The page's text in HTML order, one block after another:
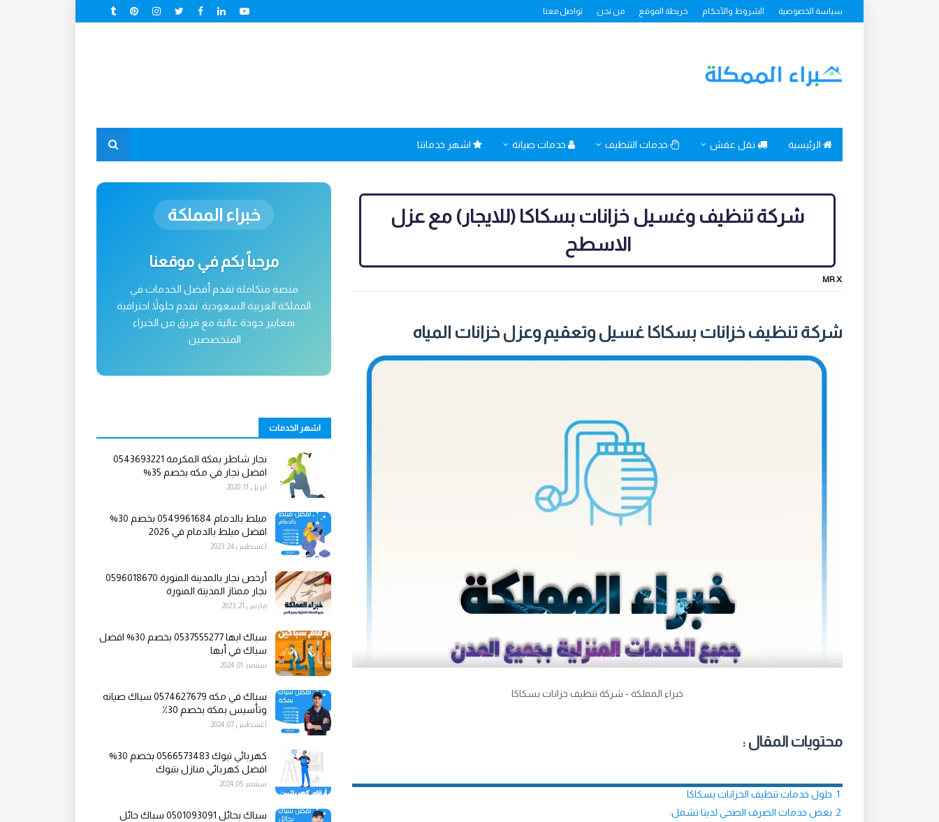
سياسة الخصوصية الشروط والأحكام خريطة الموقع من نحن تواصل معنا
الرئيسية نقل عفش خدمات التنظيف خدمات صيانة اشهر خدماتنا
شركة تنظيف وغسيل خزانات بسكاكا (للايجار) مع عزل
الاسطح
MR X
شركة تنظيف خزانات بسكاكا غسيل وتعقيم وعزل خزانات المياه
خبراء المملكة - شركة تنظيف خزانات بسكاكا
محتويات المقال :
حلول خدمات تنظيف الخزانات بسكاكا
بعض خدمات الصرف الصحي لدينا تشمل:
خبراء المملكة
مرحباً بكم في موقعنا
منصة متكاملة تقدم أفضل الخدمات في
المملكة العربية السعودية. نقدم حلولاً احترافية
بمعايير جودة عالية مع فريق من الخبراء
المتخصصين.
اشهر الخدمات
نجار شاطر بمكة المكرمة 0543693221
افضل نجار في مكه بخصم 35%
أبريل 11, 2020
مبلط بالدمام 0549961684 بخصم 30%
افضل مبلط بالدمام في 2026
أغسطس 24, 2023
أرخص نجار بالمدينة المنورة 0596018670
نجار ممتاز المدينة المنورة
مارس 21, 2023
سباك ابها 0537555277 بخصم 30% افضل
سباك في أبها
سبتمبر 01, 2024
سباك في مكه 0574627679 سباك صيانه
وتأسيس بمكة بخصم 30٪
أغسطس 07, 2024
كهربائي تبوك 0566573483 بخصم 30%
افضل كهربائي منازل بتبوك
سبتمبر 05, 2024
سباك بحائل 0501093091 سباك حائل